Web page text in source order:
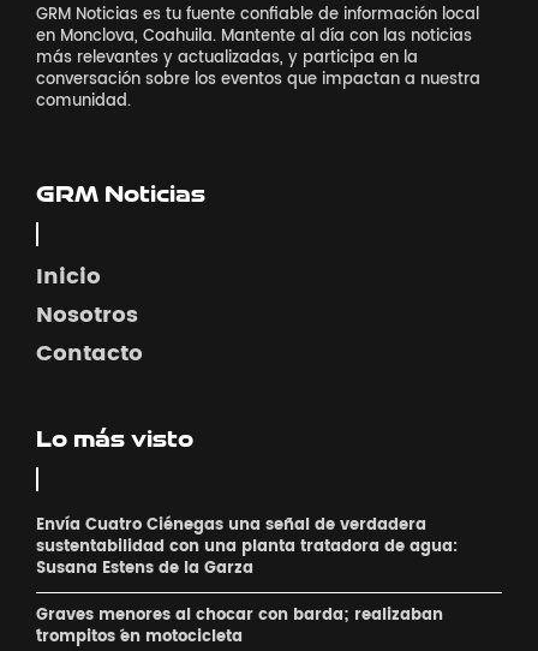
GRM Noticias es tu fuente confiable de información local
en Monclova, Coahuila. Mantente al día con las noticias
más relevantes y actualizadas, y participa en la
conversación sobre los eventos que impactan a nuestra
comunidad.
GRM Noticias
Inicio
Nosotros
Contacto
Lo más visto
Envía Cuatro Ciénegas una señal de verdadera
sustentabilidad con una planta tratadora de agua:
Susana Estens de la Garza
Graves menores al chocar con barda; realizaban
´trompitos ´en motocicleta